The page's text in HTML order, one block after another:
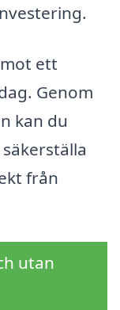
ett
Genom
kan du
från
utan